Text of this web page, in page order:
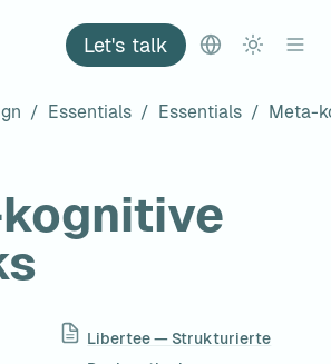
Let's talk
/ Essentials / Essentials /
Libertee — Strukturierte